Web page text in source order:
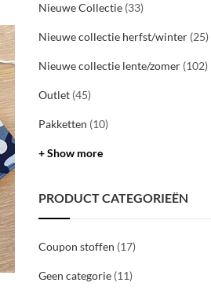
28
Nieuwe Collectie (33)
Nieuwe collectie herfst/winter (25)
Nieuwe collectie lente/zomer (102)
Outlet (45)
Pakketten (10)
+ Show more
PRODUCT CATEGORIEËN
Coupon stoffen (17)
Geen categorie (11)